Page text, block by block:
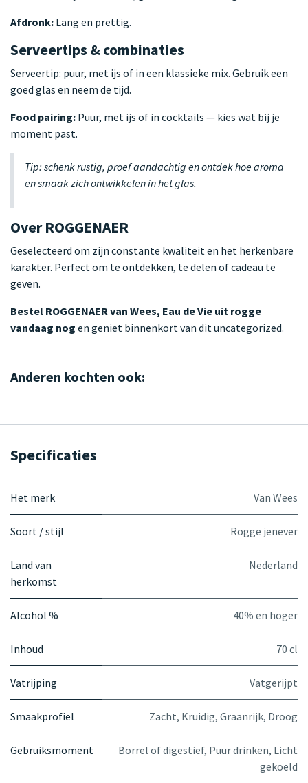
Afdronk: Lang en prettig.
Serveertips & combinaties
Serveertip: puur, met ijs of in een klassieke mix. Gebruik een
goed glas en neem de tijd.
Food pairing: Puur, met ijs of in cocktails — kies wat bij je
moment past.
Tip: schenk rustig, proef aandachtig en ontdek hoe aroma
en smaak zich ontwikkelen in het glas.
Over ROGGENAER
Geselecteerd om zijn constante kwaliteit en het herkenbare
karakter. Perfect om te ontdekken, te delen of cadeau te
geven.
Bestel ROGGENAER van Wees, Eau de Vie uit rogge
vandaag nog en geniet binnenkort van dit uncategorized.
Anderen kochten ook:
Specificaties
Het merk Van Wees
Soort / stijl Rogge jenever
Land van
herkomst
Nederland
Alcohol % 40% en hoger
Inhoud 70 cl
Vatrijping Vatgerijpt
Smaakprofiel Zacht, Kruidig, Graanrijk, Droog
Gebruiksmoment Borrel of digestief, Puur drinken, Licht
gekoeld